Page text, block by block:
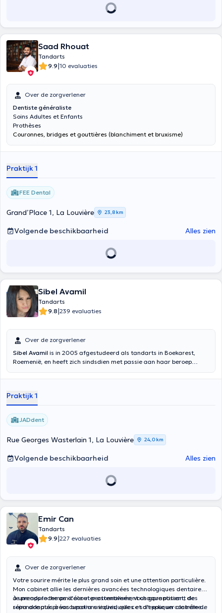
Saad Rhouat
Tandarts
9.9|10 evaluaties
Over de zorgverlener
Dentiste généraliste
Soins Adultes et Enfants
Prothèses
Couronnes, bridges et gouttières (blanchiment et bruxisme)
Praktijk 1
FEE Dental
Grand’Place 1, La Louvière 23,8 km
Volgende beschikbaarheid Alles zien
Sibel Avamil
Tandarts
9.8|239 evaluaties
Over de zorgverlener
Sibel Avamil is in 2005 afgestudeerd als tandarts in Boekarest,
Roemenië, en heeft zich sindsdien met passie aan haar beroep
deelgenomen aan talrijke congressen en specialisaties in Roemenië,
toewijding, zodat haar patiënten tevreden zijn met haar werk.
Praktijk 1
JADdent
Rue Georges Wasterlain 1, La Louvière 24,0 km
Volgende beschikbaarheid Alles zien
Emir Can
Tandarts
9.9|227 evaluaties
Over de zorgverlener
Votre sourire mérite le plus grand soin et une attention particulière.
Mon cabinet allie les dernières avancées technologiques dentaires
à une approche amicale et personnalisée, vous garantissant des
soins adaptés à vos besoins uniques, que ce soit pour un contrôle de
Je prends le temps d'écouter attentivement chaque patient, de
répondre aux préoccupations individuelles et d'expliquer clairement